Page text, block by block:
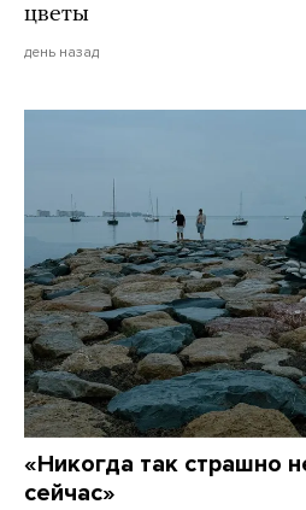
цветы
день назад
«Никогда так страшно
сейчас»